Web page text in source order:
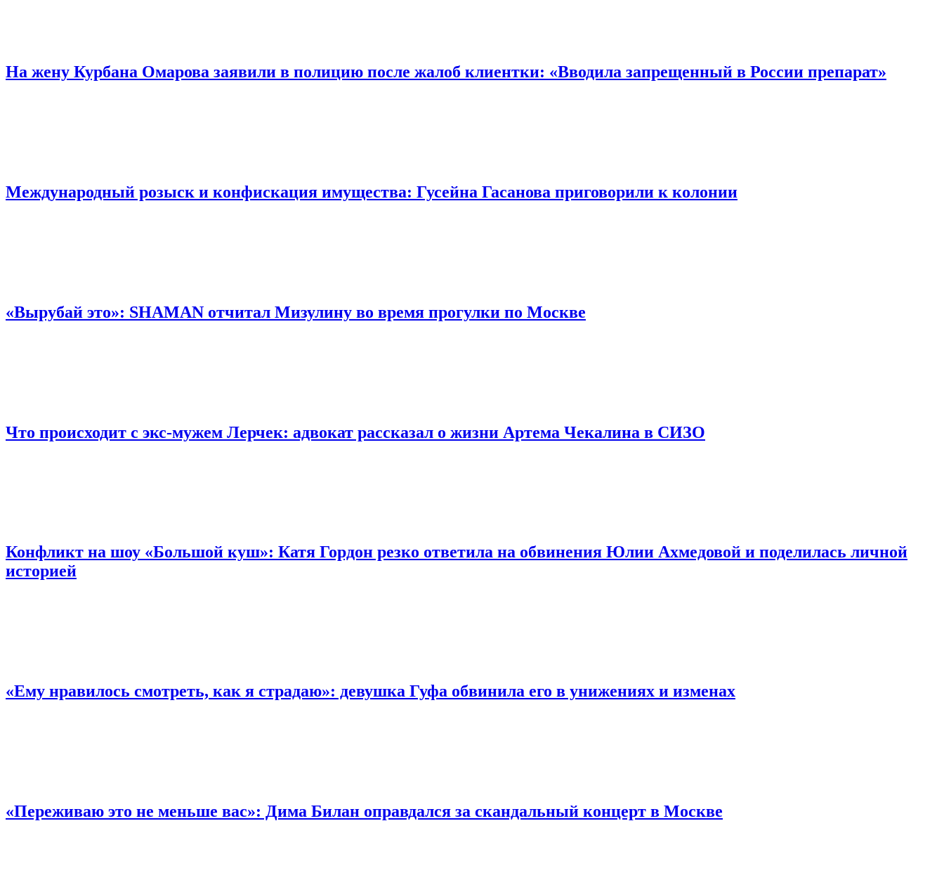
На жену Курбана Омарова заявили в полицию после жалоб клиентки: «Вводила запрещенный в России препарат»
Международный розыск и конфискация имущества: Гусейна Гасанова приговорили к колонии
«Вырубай это»: SHAMAN отчитал Мизулину во время прогулки по Москве
Что происходит с экс-мужем Лерчек: адвокат рассказал о жизни Артема Чекалина в СИЗО
Конфликт на шоу «Большой куш»: Катя Гордон резко ответила на обвинения Юлии Ахмедовой и поделилась личной
историей
«Ему нравилось смотреть, как я страдаю»: девушка Гуфа обвинила его в унижениях и изменах
«Переживаю это не меньше вас»: Дима Билан оправдался за скандальный концерт в Москве